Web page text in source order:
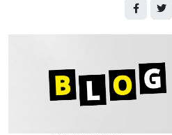
Grauer
Schriftzug Blog
Portraitbild des